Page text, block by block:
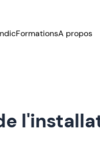
FormationsA propos